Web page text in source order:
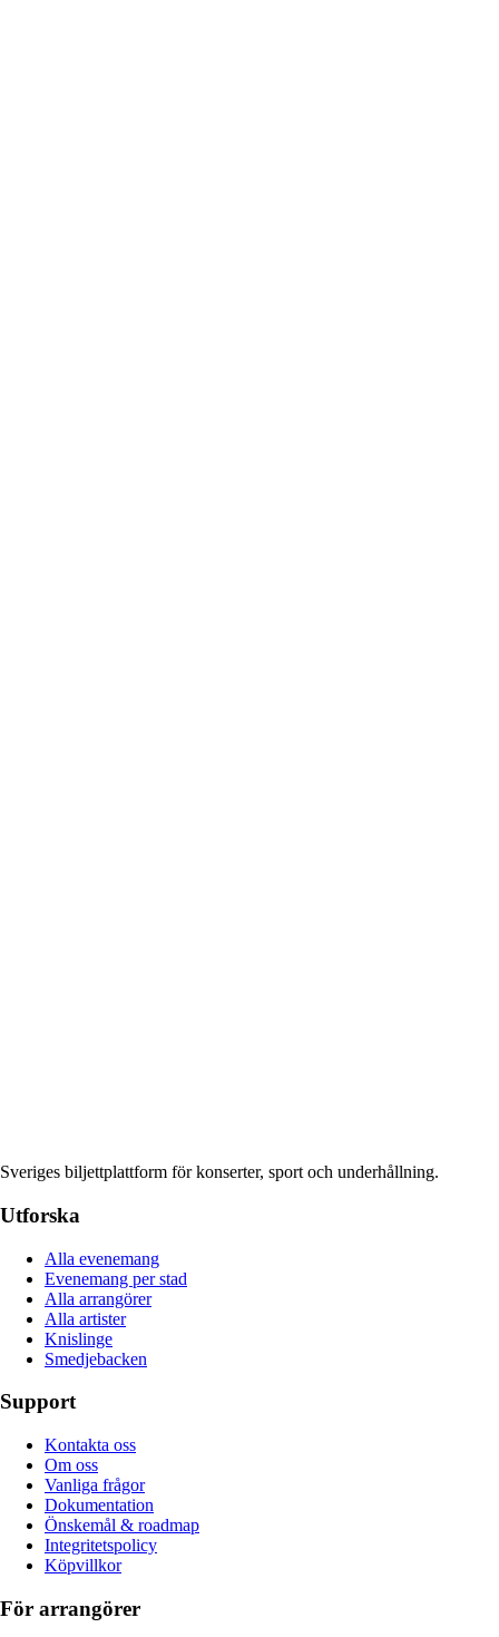
Sveriges biljettplattform för konserter, sport och underhållning.
Utforska
Alla evenemang
Evenemang per stad
Alla arrangörer
Alla artister
Knislinge
Smedjebacken
Support
Kontakta oss
Om oss
Vanliga frågor
Dokumentation
Önskemål & roadmap
Integritetspolicy
Köpvillkor
För arrangörer